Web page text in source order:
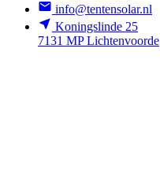
info@tentensolar.nl
Koningslinde 25
7131 MP Lichtenvoorde